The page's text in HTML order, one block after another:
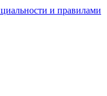
и правилами